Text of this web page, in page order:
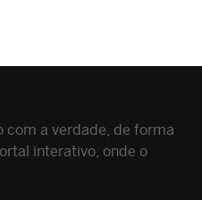
a verdade, de forma
interativo, onde o